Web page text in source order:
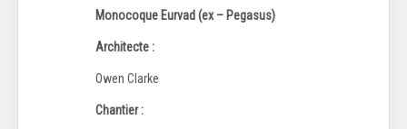
Monocoque Eurvad (ex – Pegasus)
Architecte :
Owen Clarke
Chantier :